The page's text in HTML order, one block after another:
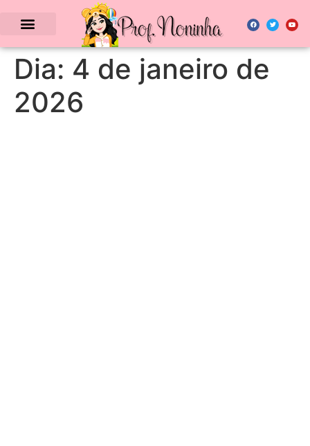
Dia: 4 de janeiro de
2026